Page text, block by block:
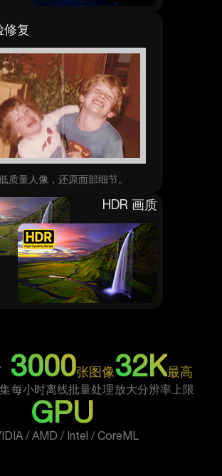
修复
质量人像，还原面部细节。
HDR 画质
3000张图像
每小时离线批量处理
32K最高
放大分辨率上限
GPU
/ AMD / Intel / CoreML